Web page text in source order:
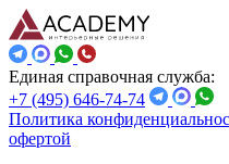
Единая справочная служба:
+7 (495) 646-74-74
Политика
офертой